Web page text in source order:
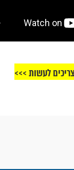
לעשות >>>